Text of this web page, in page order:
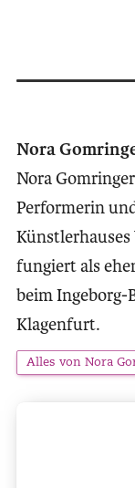
Nora
Nora
Performerin
Künstlerhauses
fungiert als
beim Ingeborg-
Klagenfurt.
Alles von Nora